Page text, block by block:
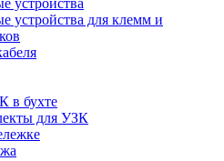
устройства
устройства для клемм и
в бухте
для УЗК